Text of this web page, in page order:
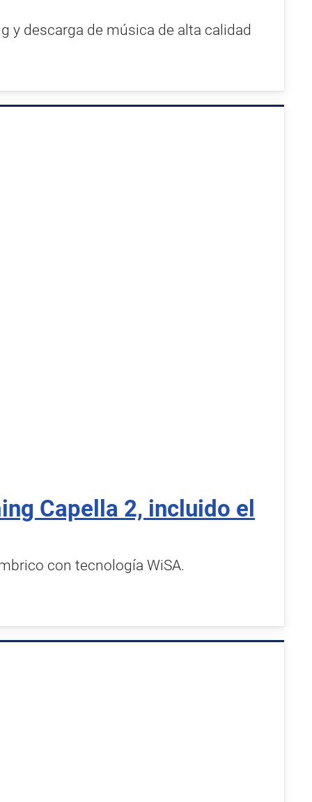
y descarga de música de alta calidad
Capella 2, incluido el
con tecnología WiSA.